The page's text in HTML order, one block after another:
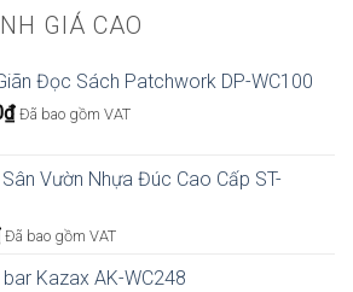
GIÁ CAO
Đọc Sách Patchwork DP-WC100
₫ Đã bao gồm VAT
Vườn Nhựa Đúc Cao Cấp ST-
Đã bao gồm VAT
bar Kazax AK-WC248